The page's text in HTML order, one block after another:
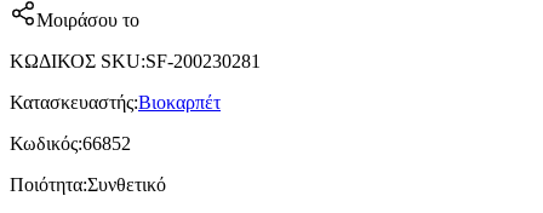
Μοιράσου το
ΚΩΔΙΚΟΣ SKU:SF-200230281
Κατασκευαστής:Βιοκαρπέτ
Κωδικός:66852
Ποιότητα:Συνθετικό